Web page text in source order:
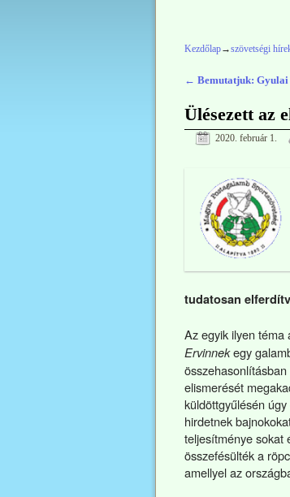
Kezdőlap→szövetségi
Bejegyzés
← Bemutatjuk: Gyulai
Ülésezett az
2020. február 1.
tudatosan
Az egyik ilyen téma
Ervinnekegy
elismerését
küldöttgyűlésén
hirdetnek
teljesítménye sokat
összefésülték a
amellyel az